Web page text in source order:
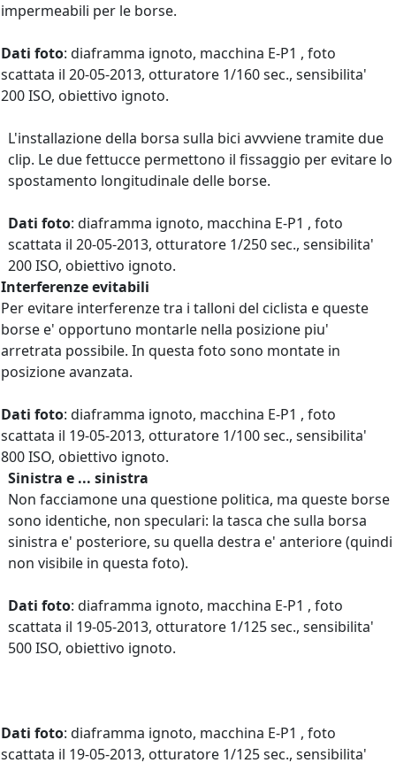
impermeabili per le borse.
Dati foto: diaframma ignoto, macchina E-P1 , foto
scattata il 20-05-2013, otturatore 1/160 sec., sensibilita'
200 ISO, obiettivo ignoto.
L'installazione della borsa sulla bici avvviene tramite due
clip. Le due fettucce permettono il fissaggio per evitare lo
spostamento longitudinale delle borse.
Dati foto: diaframma ignoto, macchina E-P1 , foto
scattata il 20-05-2013, otturatore 1/250 sec., sensibilita'
200 ISO, obiettivo ignoto.
Interferenze evitabili
Per evitare interferenze tra i talloni del ciclista e queste
borse e' opportuno montarle nella posizione piu'
arretrata possibile. In questa foto sono montate in
posizione avanzata.
Dati foto: diaframma ignoto, macchina E-P1 , foto
scattata il 19-05-2013, otturatore 1/100 sec., sensibilita'
800 ISO, obiettivo ignoto.
Sinistra e ... sinistra
Non facciamone una questione politica, ma queste borse
sono identiche, non speculari: la tasca che sulla borsa
sinistra e' posteriore, su quella destra e' anteriore (quindi
non visibile in questa foto).
Dati foto: diaframma ignoto, macchina E-P1 , foto
scattata il 19-05-2013, otturatore 1/125 sec., sensibilita'
500 ISO, obiettivo ignoto.
Dati foto: diaframma ignoto, macchina E-P1 , foto
scattata il 19-05-2013, otturatore 1/125 sec., sensibilita'